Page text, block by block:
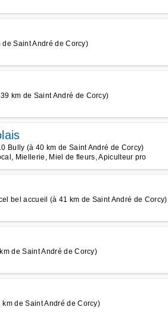
Saint André de Corcy)
km de Saint André de Corcy)
Bully (à 40 km de Saint André de Corcy)
Miellerie, Miel de fleurs, Apiculteur pro
bel accueil (à 41 km de Saint André de Corcy)
de Saint André de Corcy)
de Saint André de Corcy)